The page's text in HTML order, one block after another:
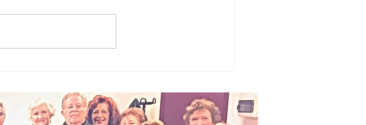
la fiaba unisce
generazioni e